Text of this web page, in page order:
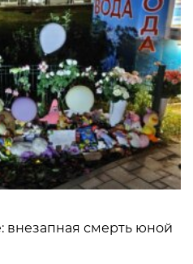
внезапная смерть юной